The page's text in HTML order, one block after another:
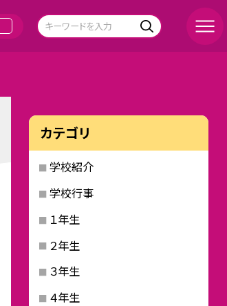
カテゴリ
学校紹介
学校行事
１年生
２年生
３年生
４年生